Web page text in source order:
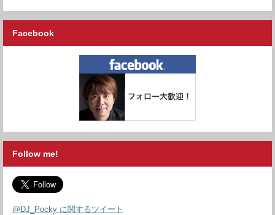
Facebook
Follow me!
@DJ_Pocky に関するツイート